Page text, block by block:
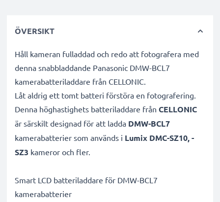
ÖVERSIKT
Håll kameran fulladdad och redo att fotografera med
denna snabbladdande Panasonic DMW-BCL7
kamerabatteriladdare från CELLONIC.
Låt aldrig ett tomt batteri förstöra en fotografering.
Denna höghastighets batteriladdare från CELLONIC
är särskilt designad för att ladda DMW-BCL7
kamerabatterier som används i Lumix DMC-SZ10, -
SZ3 kameror och fler.
Smart LCD batteriladdare för DMW-BCL7
kamerabatterier